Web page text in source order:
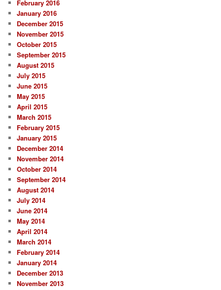
February 2016
January 2016
December 2015
November 2015
October 2015
September 2015
August 2015
July 2015
June 2015
May 2015
April 2015
March 2015
February 2015
January 2015
December 2014
November 2014
October 2014
September 2014
August 2014
July 2014
June 2014
May 2014
April 2014
March 2014
February 2014
January 2014
December 2013
November 2013